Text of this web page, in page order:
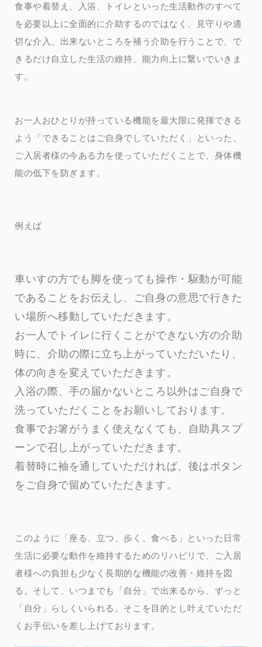
食事や着替え、入浴、トイレといった生活動作のすべて
を必要以上に全面的に介助するのではなく、見守りや適
切な介入、出来ないところを補う介助を行うことで、で
きるだけ自立した生活の維持、能力向上に繋いでいきま
す。
お一人おひとりが持っている機能を最大限に発揮できる
よう「できることはご自身でしていただく」といった、
ご入居者様の今ある力を使っていただくことで、身体機
能の低下を防ぎます。
例えば
車いすの方でも脚を使っても操作・駆動が可能
であることをお伝えし、ご自身の意思で行きた
い場所へ移動していただきます。
お一人でトイレに行くことができない方の介助
時に、介助の際に立ち上がっていただいたり、
体の向きを変えていただきます。
入浴の際、手の届かないところ以外はご自身で
洗っていただくことをお願いしております。
食事でお箸がうまく使えなくても、自助具スプ
ーンで召し上がっていただきます。
着替時に袖を通していただければ、後はボタン
をご自身で留めていただきます。
このように「座る、立つ、歩く、食べる」といった日常
生活に必要な動作を維持するためのリハビリで、ご入居
者様への負担も少なく長期的な機能の改善・維持を図
る。そして、いつまでも「自分」で出来るから、ずっと
「自分」らしくいられる。そこを目的とし叶えていただ
くお手伝いを差し上げております。